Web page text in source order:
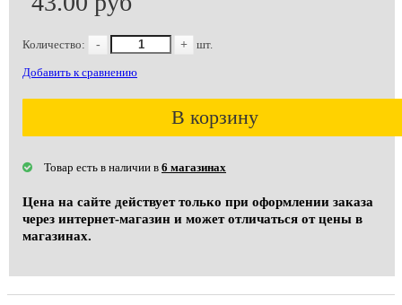
Количество: - + шт.
Добавить к сравнению
В корзину
Товар есть в наличии в 6 магазинах
Цена на сайте действует только при оформлении заказа
через интернет-магазин и может отличаться от цены в
магазинах.